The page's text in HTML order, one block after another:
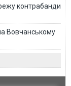
контрабанди
Вовчанському